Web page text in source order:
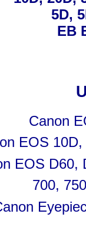
5D,
EB
Canon
EOS
EOS D60,
700,